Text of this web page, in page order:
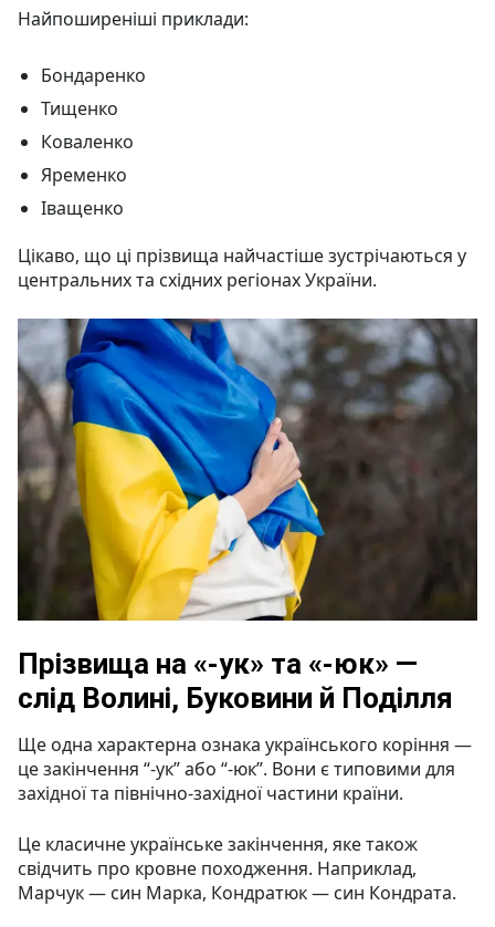
Найпоширеніші приклади:
Бондаренко
Тищенко
Коваленко
Яременко
Іващенко
Цікаво, що ці прізвища найчастіше зустрічаються у
центральних та східних регіонах України.
Прізвища на «-ук» та «-юк» —
слід Волині, Буковини й Поділля
Ще одна характерна ознака українського коріння —
це закінчення “-ук” або “-юк”. Вони є типовими для
західної та північно-західної частини країни.
Це класичне українське закінчення, яке також
свідчить про кровне походження. Наприклад,
Марчук — син Марка, Кондратюк — син Кондрата.